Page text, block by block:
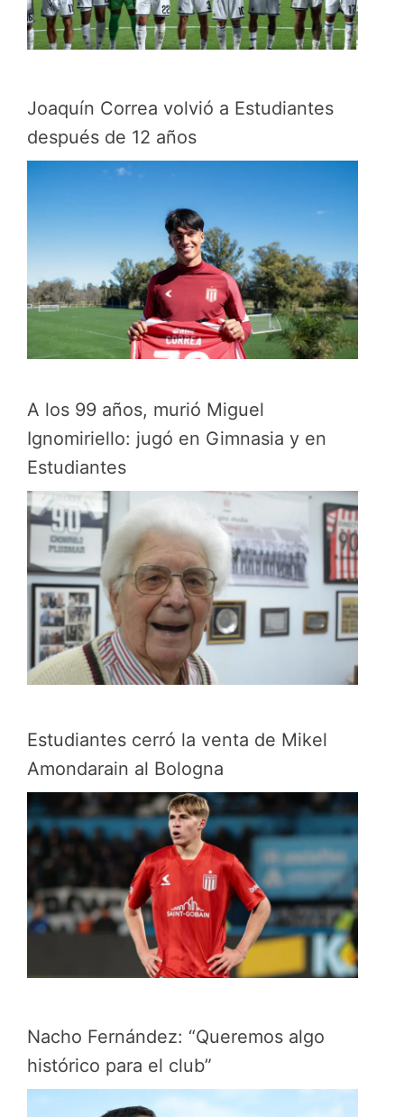
Joaquín Correa volvió a Estudiantes
después de 12 años
A los 99 años, murió Miguel
Ignomiriello: jugó en Gimnasia y en
Estudiantes
Estudiantes cerró la venta de Mikel
Amondarain al Bologna
Nacho Fernández: “Queremos algo
histórico para el club”